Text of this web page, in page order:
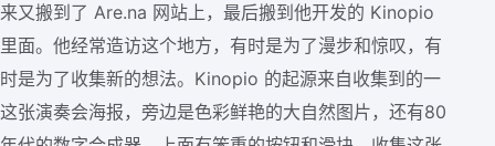
来又搬到了 Are.na 网站上，最后搬到他开发的 Kinopio
里面。他经常造访这个地方，有时是为了漫步和惊叹，有
时是为了收集新的想法。Kinopio 的起源来自收集到的一
这张演奏会海报，旁边是色彩鲜艳的大自然图片，还有80